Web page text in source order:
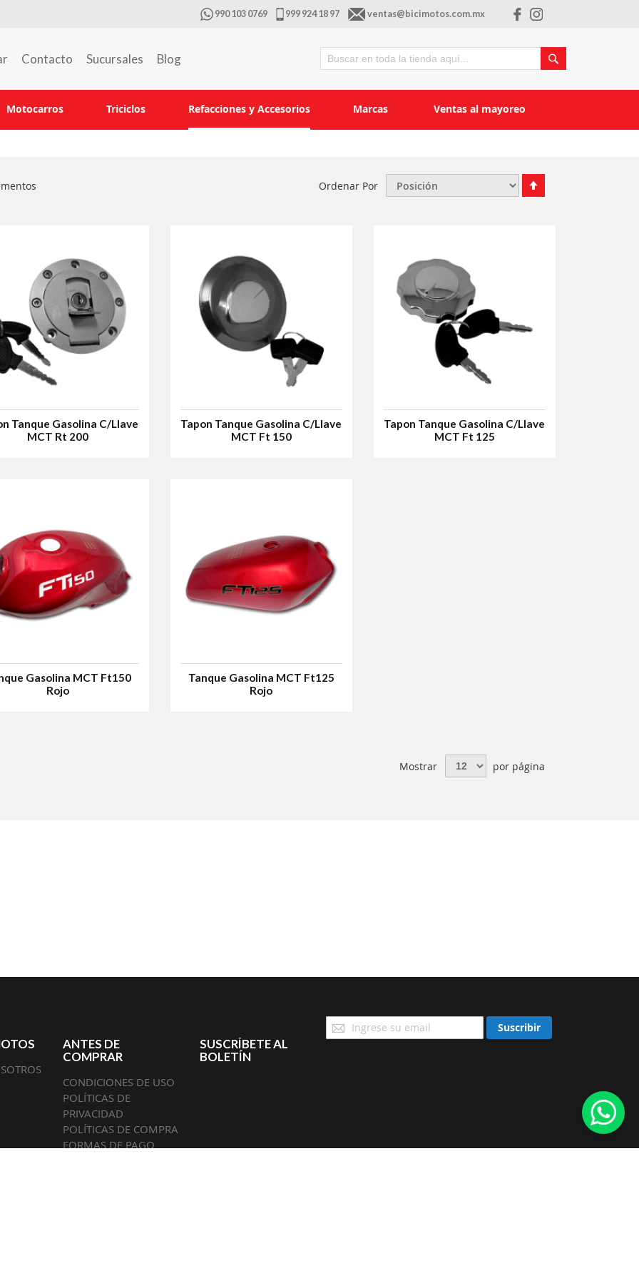
990 103 0769 999 924 18 97 ventas@bicimotos.com.mx
Contacto Sucursales Blog
Buscar
Motocarros Triciclos Refacciones y Accesorios Marcas Ventas al mayoreo
Ordenar Por
Órden
Tanque Gasolina C/Llave
MCT Rt 200
Tapon Tanque Gasolina C/Llave
MCT Ft 150
Tapon Tanque Gasolina C/Llave
MCT Ft 125
Gasolina MCT Ft150
Rojo
Tanque Gasolina MCT Ft125
Rojo
Mostrar por página
Suscríbase
a
Suscribir
ANTES DE
COMPRAR
CONDICIONES DE USO
POLÍTICAS DE
PRIVACIDAD
POLÍTICAS DE COMPRA
FORMAS DE PAGO
SUSCRÍBETE AL
BOLETÍN